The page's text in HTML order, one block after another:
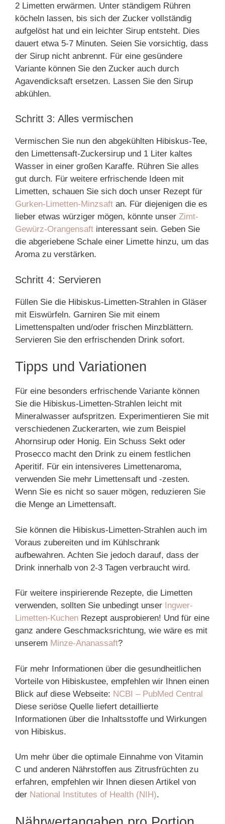
2 Limetten erwärmen. Unter ständigem Rühren
köcheln lassen, bis sich der Zucker vollständig
aufgelöst hat und ein leichter Sirup entsteht. Dies
dauert etwa 5-7 Minuten. Seien Sie vorsichtig, dass
der Sirup nicht anbrennt. Für eine gesündere
Variante können Sie den Zucker auch durch
Agavendicksaft ersetzen. Lassen Sie den Sirup
abkühlen.
Schritt 3: Alles vermischen
Vermischen Sie nun den abgekühlten Hibiskus-Tee,
den Limettensaft-Zuckersirup und 1 Liter kaltes
Wasser in einer großen Karaffe. Rühren Sie alles
gut durch. Für weitere erfrischende Ideen mit
Limetten, schauen Sie sich doch unser Rezept für
Gurken-Limetten-Minzsaft an. Für diejenigen die es
lieber etwas würziger mögen, könnte unser Zimt-
Gewürz-Orangensaft interessant sein. Geben Sie
die abgeriebene Schale einer Limette hinzu, um das
Aroma zu verstärken.
Schritt 4: Servieren
Füllen Sie die Hibiskus-Limetten-Strahlen in Gläser
mit Eiswürfeln. Garniren Sie mit einem
Limettenspalten und/oder frischen Minzblättern.
Servieren Sie den erfrischenden Drink sofort.
Tipps und Variationen
Für eine besonders erfrischende Variante können
Sie die Hibiskus-Limetten-Strahlen leicht mit
Mineralwasser aufspritzen. Experimentieren Sie mit
verschiedenen Zuckerarten, wie zum Beispiel
Ahornsirup oder Honig. Ein Schuss Sekt oder
Prosecco macht den Drink zu einem festlichen
Aperitif. Für ein intensiveres Limettenaroma,
verwenden Sie mehr Limettensaft und -zesten.
Wenn Sie es nicht so sauer mögen, reduzieren Sie
die Menge an Limettensaft.
Sie können die Hibiskus-Limetten-Strahlen auch im
Voraus zubereiten und im Kühlschrank
aufbewahren. Achten Sie jedoch darauf, dass der
Drink innerhalb von 2-3 Tagen verbraucht wird.
Für weitere inspirierende Rezepte, die Limetten
verwenden, sollten Sie unbedingt unser Ingwer-
Limetten-Kuchen Rezept ausprobieren! Und für eine
ganz andere Geschmacksrichtung, wie wäre es mit
unserem Minze-Ananassaft?
Für mehr Informationen über die gesundheitlichen
Vorteile von Hibiskustee, empfehlen wir Ihnen einen
Blick auf diese Webseite: NCBI – PubMed Central
Diese seriöse Quelle liefert detaillierte
Informationen über die Inhaltsstoffe und Wirkungen
von Hibiskus.
Um mehr über die optimale Einnahme von Vitamin
C und anderen Nährstoffen aus Zitrusfrüchten zu
erfahren, empfehlen wir Ihnen diesen Artikel von
der National Institutes of Health (NIH).